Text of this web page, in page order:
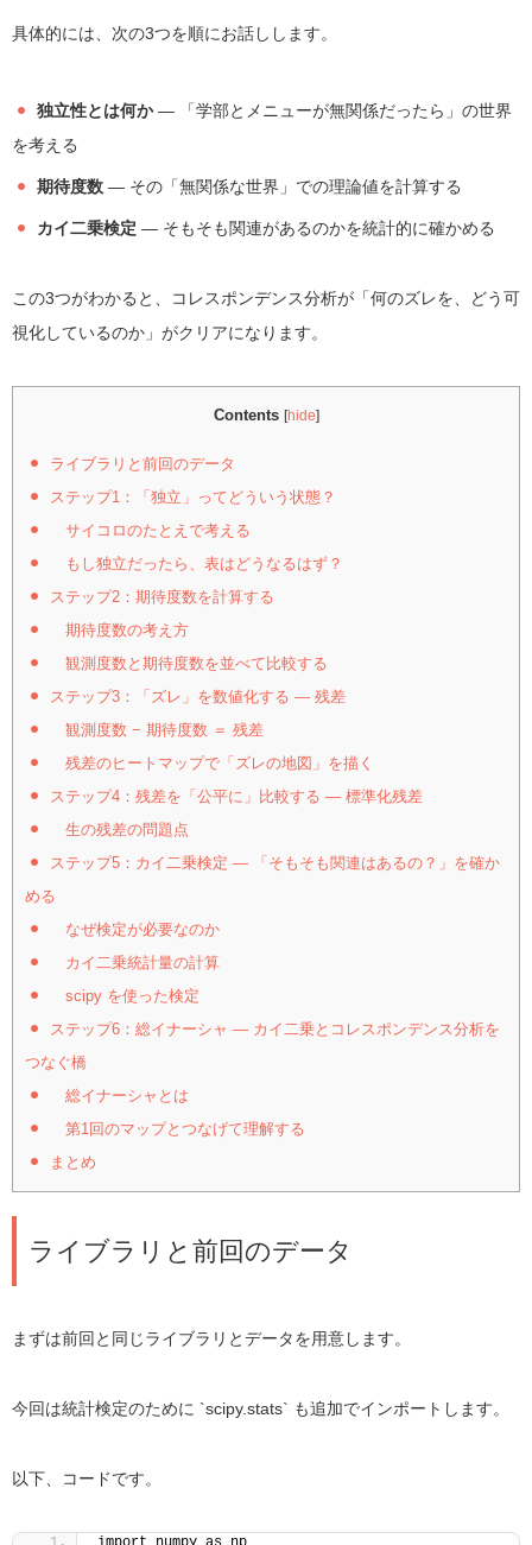
具体的には、次の3つを順にお話しします。
独立性とは何か― 「学部とメニューが無関係だったら」の世界
を考える
期待度数― その「無関係な世界」での理論値を計算する
カイ二乗検定 ― そもそも関連があるのかを統計的に確かめる
この3つがわかると、コレスポンデンス分析が「何のズレを、どう可
視化しているのか」がクリアになります。
Contents [hide]
ライブラリと前回のデータ
ステップ1：「独立」ってどういう状態？
サイコロのたとえで考える
もし独立だったら、表はどうなるはず？
ステップ2：期待度数を計算する
期待度数の考え方
観測度数と期待度数を並べて比較する
ステップ3：「ズレ」を数値化する ― 残差
観測度数 − 期待度数 ＝ 残差
残差のヒートマップで「ズレの地図」を描く
ステップ4：残差を「公平に」比較する ― 標準化残差
生の残差の問題点
ステップ5：カイ二乗検定 ― 「そもそも関連はあるの？」を確か
める
なぜ検定が必要なのか
カイ二乗統計量の計算
scipy を使った検定
ステップ6：総イナーシャ ― カイ二乗とコレスポンデンス分析を
つなぐ橋
総イナーシャとは
第1回のマップとつなげて理解する
まとめ
ライブラリと前回のデータ
まずは前回と同じライブラリとデータを用意します。
今回は統計検定のために `scipy.stats` も追加でインポートします。
以下、コードです。